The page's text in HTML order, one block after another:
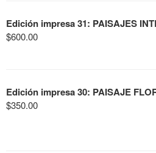
Edición impresa 31: PAISAJES
$600.00
Edición impresa 30: PAISAJE
$350.00